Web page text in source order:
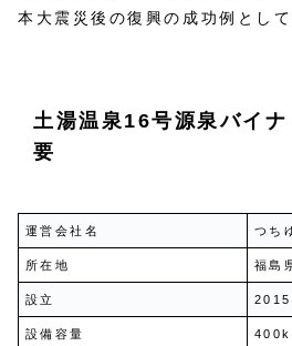
本大震災後の復興の成功例とし
土湯温泉16号源泉バイ
要
運営会社名 つち
所在地 福島
設立 2015
設備容量